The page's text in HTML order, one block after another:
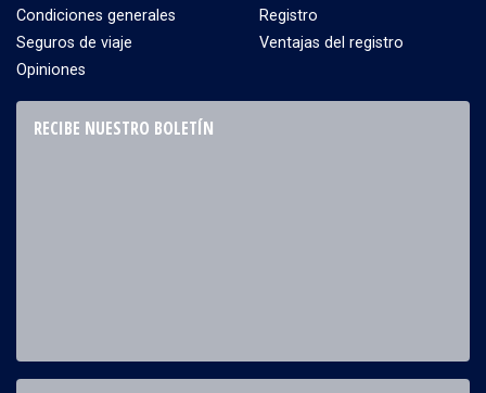
Condiciones generales
Seguros de viaje
Opiniones
Registro
Ventajas del registro
RECIBE NUESTRO BOLETÍN